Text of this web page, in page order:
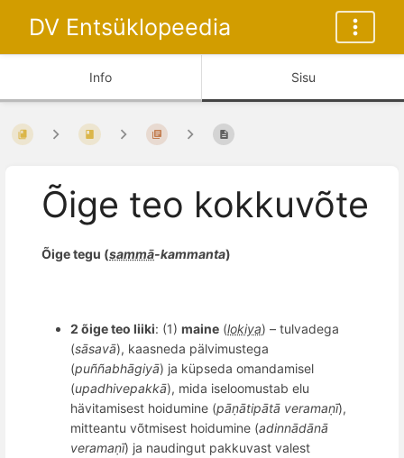
DV Entsüklopeedia
Info Sisu
Õige teo kokkuvõte
Õige tegu (sammā-kammanta)
2 õige teo liiki: (1) maine (lokiya) – tulvadega
(sāsavā), kaasneda pälvimustega
(puññabhāgiyā) ja küpseda omandamisel
(upadhivepakkā), mida iseloomustab elu
hävitamisest hoidumine (pāṇātipātā veramaṇī),
mitteantu võtmisest hoidumine (adinnādānā
veramaṇī) ja naudingut pakkuvast valest